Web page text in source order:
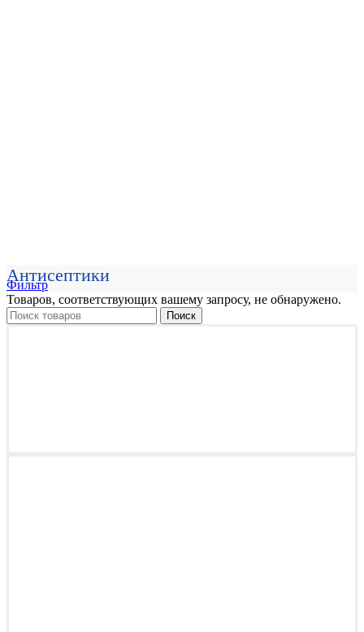
Антисептики
Фильтр
Товаров, соответствующих вашему запросу, не обнаружено.
Поиск